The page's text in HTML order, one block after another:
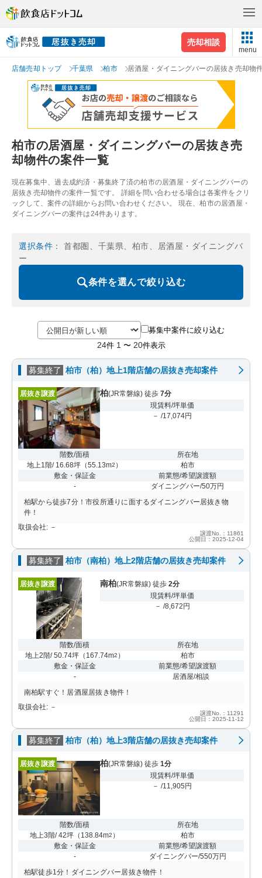
売却相談
menu
店舗売却トップ 千葉県 柏市 居酒屋・ダイニングバーの居抜き売却物
柏市の居酒屋・ダイニングバーの居抜き売
却物件の案件一覧
現在募集中、過去成約済・募集終了済の柏市の居酒屋・ダイニングバーの
居抜き売却物件の案件一覧です。 詳細を問い合わせる場合は各案件をクリ
ックして、案件の詳細からお問い合わせください。 現在、柏市の居酒屋・
ダイニングバーの案件は24件あります。
選択条件 ： 首都圏、千葉県、柏市、居酒屋・ダイニングバ
ー
条件を選んで絞り込む
募集中案件に絞り込む
24件 1 〜 20件表示
募集終了 柏市（柏）地上1階店舗の居抜き売却案件
居抜き譲渡 柏(JR常磐線) 徒歩 7分
現賃料/坪単価
－ /17,074円
階数/面積
地上1階/ 16.68坪 （55.13m2 ）
所在地
柏市
敷金・保証金
-
前業態/希望譲渡額
ダイニングバー/50万円
柏駅から徒歩7分！市役所通りに面するダイニングバー居抜き物
件！
取扱会社: －
譲渡No.：11861
公開日：2025-12-04
募集終了 柏市（南柏）地上2階店舗の居抜き売却案件
居抜き譲渡 南柏(JR常磐線) 徒歩 2分
現賃料/坪単価
－ /8,672円
階数/面積
地上2階/ 50.74坪（ 167.74m2 ）
所在地
柏市
敷金・保証金
-
前業態/希望譲渡額
居酒屋/相談
南柏駅すぐ！居酒屋居抜き物件！
取扱会社: －
譲渡No.：11291
公開日：2025-11-12
募集終了 柏市（柏）地上3階店舗の居抜き売却案件
居抜き譲渡 柏(JR常磐線) 徒歩 1分
現賃料/坪単価
－ /11,905円
階数/面積
地上3階/ 42坪 （ 138.84m2 ）
所在地
柏市
敷金・保証金
-
前業態/希望譲渡額
ダイニングバー/550万円
柏駅徒歩1分！ダイニングバー居抜き物件！